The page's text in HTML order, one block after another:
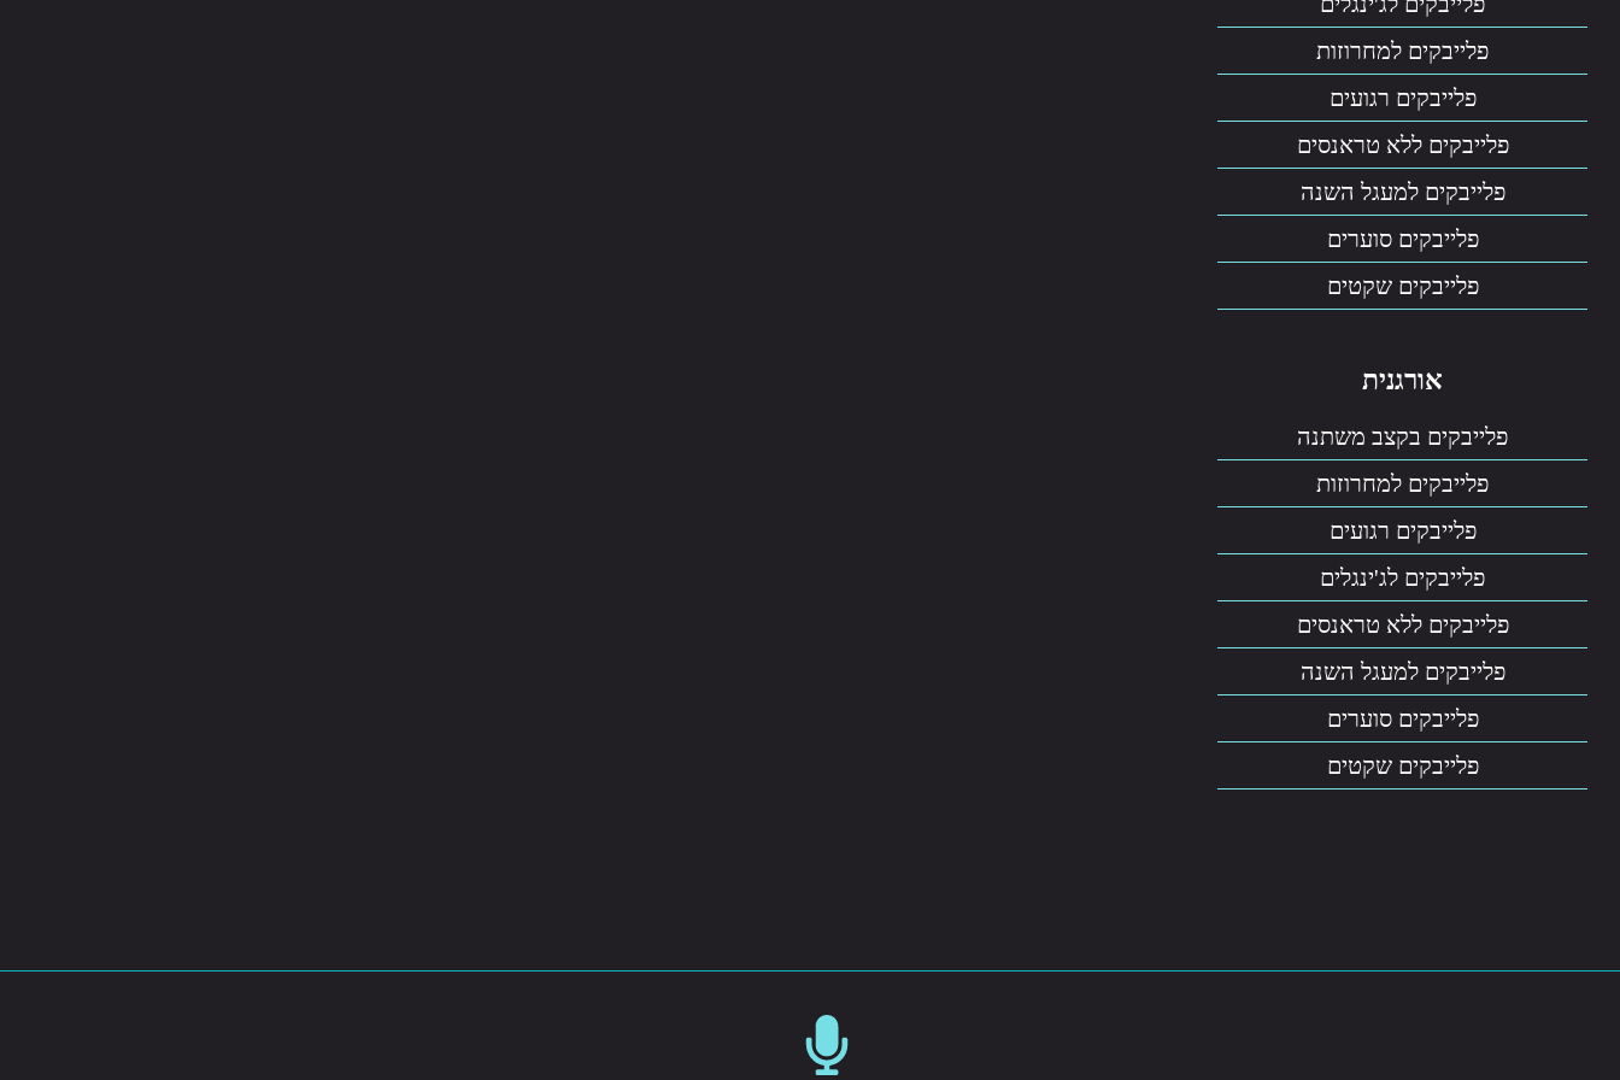
פלייבקים למחרוזות
פלייבקים רגועים
פלייבקים ללא טראנסים
פלייבקים למעגל השנה
פלייבקים סוערים
פלייבקים שקטים
אורגנית
פלייבקים בקצב משתנה
פלייבקים למחרוזות
פלייבקים רגועים
פלייבקים לג'ינגלים
פלייבקים ללא טראנסים
פלייבקים למעגל השנה
פלייבקים סוערים
פלייבקים שקטים